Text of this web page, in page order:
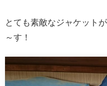
とても素敵なジャケット
～す！